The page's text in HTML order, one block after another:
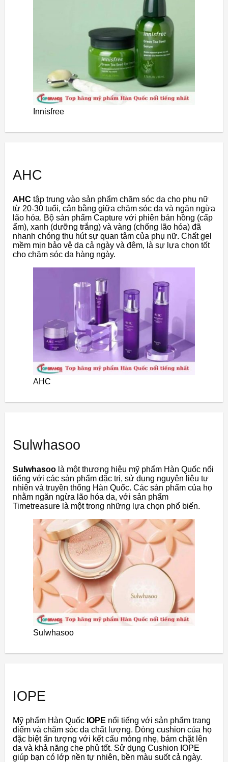
Innisfree
AHC
AHC tập trung vào sản phẩm chăm sóc da cho phụ nữ
từ 20-30 tuổi, cân bằng giữa chăm sóc da và ngăn ngừa
lão hóa. Bộ sản phẩm Capture với phiên bản hồng (cấp
ẩm), xanh (dưỡng trắng) và vàng (chống lão hóa) đã
nhanh chóng thu hút sự quan tâm của phụ nữ. Chất gel
mềm mịn bảo vệ da cả ngày và đêm, là sự lựa chọn tốt
cho chăm sóc da hàng ngày.
AHC
Sulwhasoo
Sulwhasoo là một thương hiệu mỹ phẩm Hàn Quốc nổi
tiếng với các sản phẩm đặc trị, sử dụng nguyên liệu tự
nhiên và truyền thống Hàn Quốc. Các sản phẩm của họ
nhằm ngăn ngừa lão hóa da, với sản phẩm
Timetreasure là một trong những lựa chọn phổ biến.
Sulwhasoo
IOPE
Mỹ phẩm Hàn Quốc IOPE nổi tiếng với sản phẩm trang
điểm và chăm sóc da chất lượng. Dòng cushion của họ
đặc biệt ấn tượng với kết cấu mỏng nhẹ, bám chặt lên
da và khả năng che phủ tốt. Sử dụng Cushion IOPE
giúp bạn có lớp nền tự nhiên, bền màu suốt cả ngày.